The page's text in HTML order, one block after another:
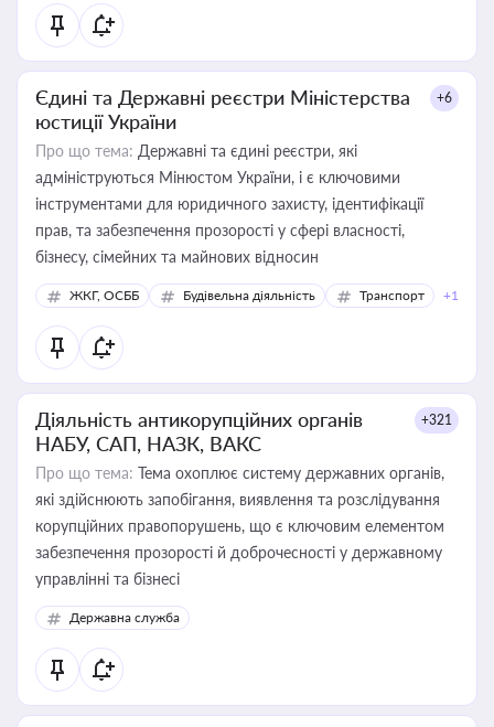
Єдині та Державні реєстри Міністерства
юстиції України
+6
Про що тема: Державні та єдині реєстри, які
адмініструються Мінюстом України, і є ключовими
інструментами для юридичного захисту, ідентифікації
прав, та забезпечення прозорості у сфері власності,
бізнесу, сімейних та майнових відносин
ЖКГ, ОСББ Будівельна діяльність Транспорт +1
Діяльність антикорупційних органів
НАБУ, САП, НАЗК, ВАКС
+321
Про що тема: Тема охоплює систему державних органів,
які здійснюють запобігання, виявлення та розслідування
корупційних правопорушень, що є ключовим елементом
забезпечення прозорості й доброчесності у державному
управлінні та бізнесі
Державна служба